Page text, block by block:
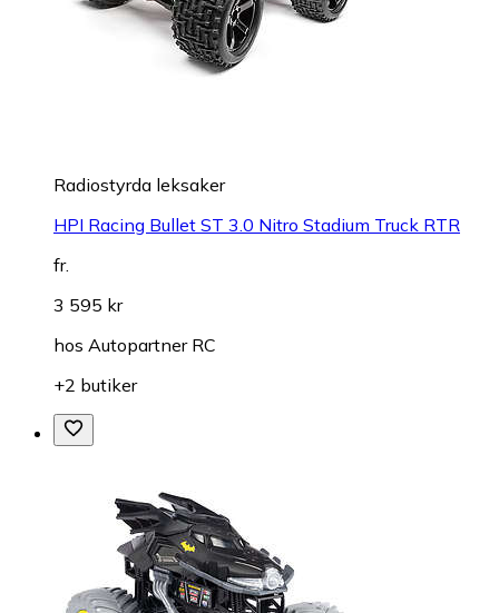
Radiostyrda leksaker
HPI Racing Bullet ST 3.0 Nitro Stadium Truck RTR
fr.
3 595 kr
hos Autopartner RC
+2 butiker